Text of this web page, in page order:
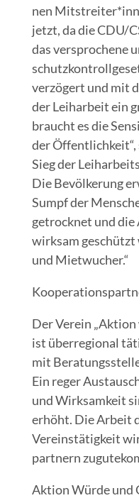
nen
jetzt, da die CDU/
das ver­spro­che­ne
ver­zö­gert und mit
der Leih­ar­beit ein
braucht es die
der Öffent­lich­keit“,
Sieg der
Die Bevöl­ke­rung
Sumpf der
ge­trock­net und
wirk­sam
und Mietwucher.“
Der Ver­ein
ist über­re­gio­nal
mit
Ein reger
und Wirk­sam­keit
erhöht. Die Arbeit
Ver­eins­tä­tig­keit
part­nern
Akti­on Wür­de und